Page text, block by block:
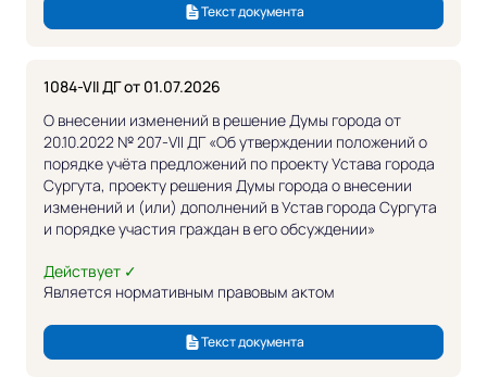
Текст документа
1084-VII ДГ от 01.07.2026
О внесении изменений в решение Думы города от
20.10.2022 № 207-VII ДГ «Об утверждении положений о
порядке учёта предложений по проекту Устава города
Сургута, проекту решения Думы города о внесении
изменений и (или) дополнений в Устав города Сургута
и порядке участия граждан в его обсуждении»
Действует ✓
Является нормативным правовым актом
Текст документа